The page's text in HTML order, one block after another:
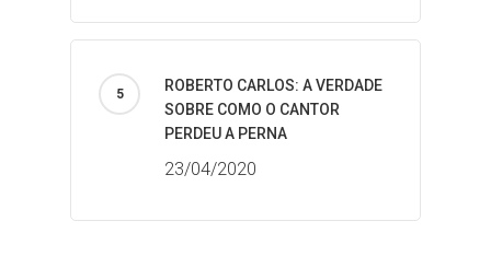
ROBERTO CARLOS: A VERDADE
SOBRE COMO O CANTOR
PERDEU A PERNA
23/04/2020